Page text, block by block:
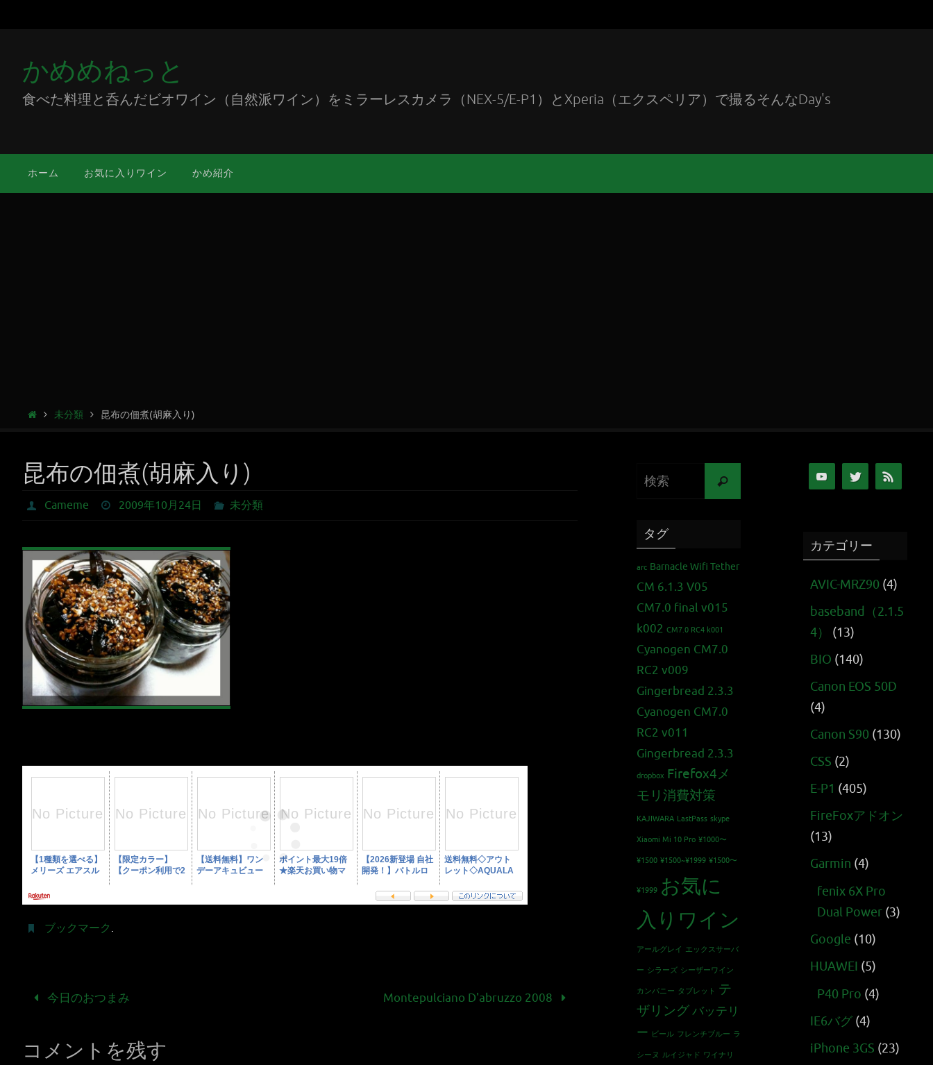
かめめねっと
食べた料理と呑んだビオワイン（自然派ワイン）をミラーレスカメラ（NEX-5/E-P1）とXperia（エクスペリア）で撮るそんなDay's
ホーム お気に入りワイン かめ紹介
未分類 昆布の佃煮(胡麻入り)
昆布の佃煮(胡麻入り)
Cameme 2009年10月24日 未分類
ブックマーク .
今日のおつまみ Montepulciano D'abruzzo 2008
コメントを残す
タグ
arc Barnacle Wifi Tether
CM 6.1.3 V05
CM7.0 final v015
k002 CM7.0 RC4 k001
Cyanogen CM7.0
RC2 v009
Gingerbread 2.3.3
Cyanogen CM7.0
RC2 v011
Gingerbread 2.3.3
dropbox Firefox4メ
モリ消費対策
KAJIWARA LastPass skype
Xiaomi Mi 10 Pro ¥1000〜
¥1500 ¥1500~¥1999 ¥1500〜
¥1999 お気に
入りワイン
アールグレイ エックスサーバ
ー シラーズ シーザーワイン
カンパニー タブレット
テ
ザリングバッテリ
ー ビール フレンチブルー ラ
シーヌ ルイジャド ワイナリ
カテゴリー
AVIC-MRZ90 (4)
baseband（2.1.5
4）
(13)
BIO (140)
Canon EOS 50D
(4)
Canon S90 (130)
CSS (2)
E-P1 (405)
FireFoxアドオン
(13)
Garmin (4)
fenix 6X Pro
Dual Power (3)
Google (10)
HUAWEI (5)
P40 Pro (4)
IE6バグ (4)
iPhone 3GS (23)